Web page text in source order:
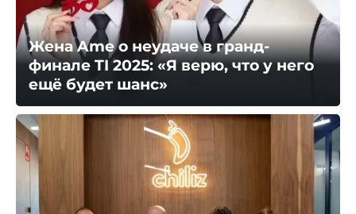
Жена Ame о неудаче в гранд-
финале TI 2025: «Я верю, что у него
ещё будет шанс»